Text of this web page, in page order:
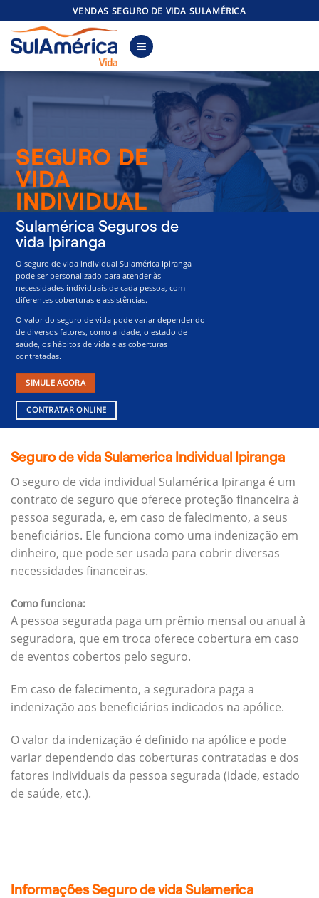
to
content
VENDAS SEGURO DE VIDA SULAMÉRICA
SEGURO DE
VIDA
INDIVIDUAL
Sulamérica Seguros de
vida Ipiranga
O seguro de vida individual Sulamérica Ipiranga
pode ser personalizado para atender às
necessidades individuais de cada pessoa, com
diferentes coberturas e assistências.
O valor do seguro de vida pode variar dependendo
de diversos fatores, como a idade, o estado de
saúde, os hábitos de vida e as coberturas
contratadas.
SIMULE AGORA
CONTRATAR ONLINE
Seguro de vida Sulamerica Individual Ipiranga
O seguro de vida individual Sulamérica Ipiranga é um
contrato de seguro que oferece proteção financeira à
pessoa segurada, e, em caso de falecimento, a seus
beneficiários. Ele funciona como uma indenização em
dinheiro, que pode ser usada para cobrir diversas
necessidades financeiras.
Como funciona:
A pessoa segurada paga um prêmio mensal ou anual à
seguradora, que em troca oferece cobertura em caso
de eventos cobertos pelo seguro.
Em caso de falecimento, a seguradora paga a
indenização aos beneficiários indicados na apólice.
O valor da indenização é definido na apólice e pode
variar dependendo das coberturas contratadas e dos
fatores individuais da pessoa segurada (idade, estado
de saúde, etc.).
Informações Seguro de vida Sulamerica